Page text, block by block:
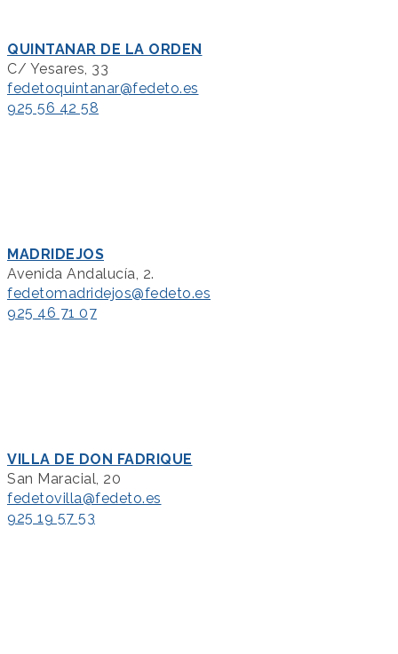
QUINTANAR DE LA ORDEN
C/ Yesares, 33
fedetoquintanar@fedeto.es
925 56 42 58
MADRIDEJOS
Avenida Andalucía, 2.
fedetomadridejos@fedeto.es
925 46 71 07
VILLA DE DON FADRIQUE
San Maracial, 20
fedetovilla@fedeto.es
925 19 57 53